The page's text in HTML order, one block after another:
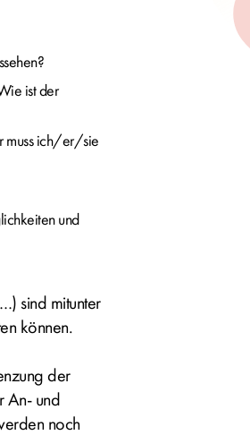
ist der
muss ich/er/sie
und
sind mitunter
können.
der
An- und
noch